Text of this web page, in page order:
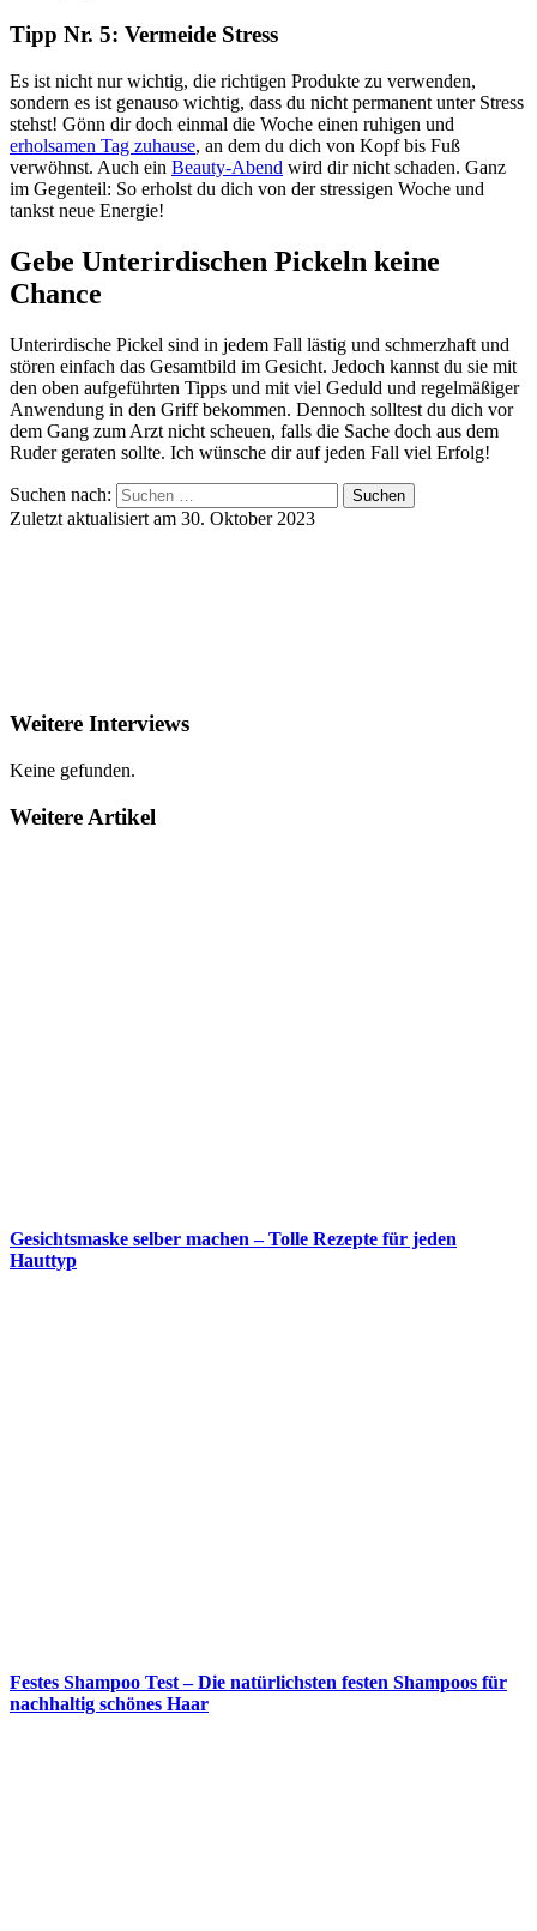
Tipp Nr. 5: Vermeide Stress
Es ist nicht nur wichtig, die richtigen Produkte zu verwenden,
sondern es ist genauso wichtig, dass du nicht permanent unter Stress
stehst! Gönn dir doch einmal die Woche einen ruhigen und
erholsamen Tag zuhause, an dem du dich von Kopf bis Fuß
verwöhnst. Auch ein Beauty-Abend wird dir nicht schaden. Ganz
im Gegenteil: So erholst du dich von der stressigen Woche und
tankst neue Energie!
Gebe Unterirdischen Pickeln keine
Chance
Unterirdische Pickel sind in jedem Fall lästig und schmerzhaft und
stören einfach das Gesamtbild im Gesicht. Jedoch kannst du sie mit
den oben aufgeführten Tipps und mit viel Geduld und regelmäßiger
Anwendung in den Griff bekommen. Dennoch solltest du dich vor
dem Gang zum Arzt nicht scheuen, falls die Sache doch aus dem
Ruder geraten sollte. Ich wünsche dir auf jeden Fall viel Erfolg!
Suchen nach:
Zuletzt aktualisiert am 30. Oktober 2023
Weitere Interviews
Keine gefunden.
Weitere Artikel
Gesichtsmaske selber machen – Tolle Rezepte für jeden
Hauttyp
Festes Shampoo Test – Die natürlichsten festen Shampoos für
nachhaltig schönes Haar